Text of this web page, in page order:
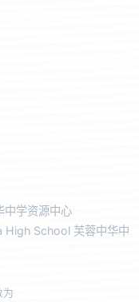
学资源中心
School 芙蓉中华中
为